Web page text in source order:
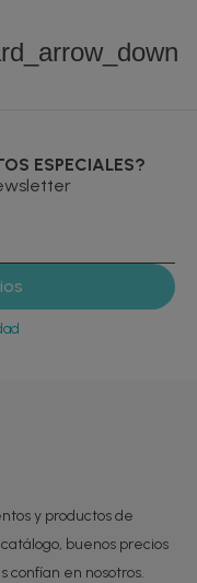
ESPECIALES?
y productos de
buenos precios
confían en nosotros.